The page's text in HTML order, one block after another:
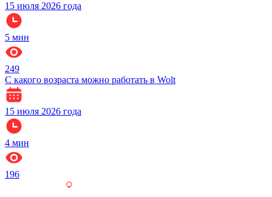
15 июля 2026 года
5 мин
249
С какого возраста можно работать в Wolt
15 июля 2026 года
4 мин
196